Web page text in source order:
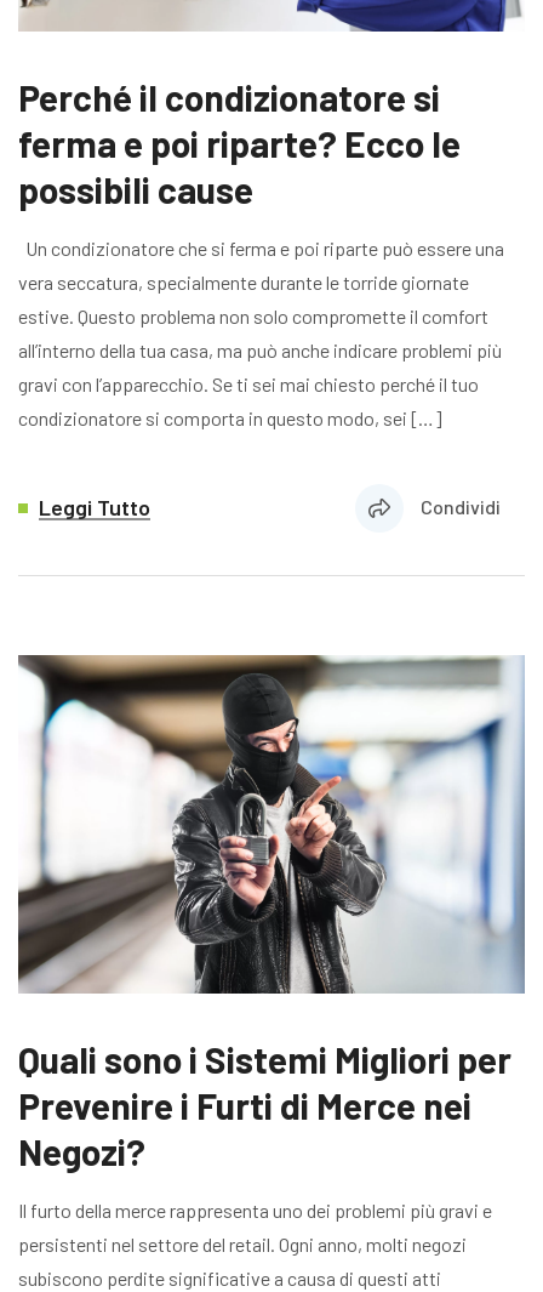
Perché il condizionatore si
ferma e poi riparte? Ecco le
possibili cause
Un condizionatore che si ferma e poi riparte può essere una
vera seccatura, specialmente durante le torride giornate
estive. Questo problema non solo compromette il comfort
all’interno della tua casa, ma può anche indicare problemi più
gravi con l’apparecchio. Se ti sei mai chiesto perché il tuo
condizionatore si comporta in questo modo, sei […]
Leggi Tutto Condividi
Quali sono i Sistemi Migliori per
Prevenire i Furti di Merce nei
Negozi?
Il furto della merce rappresenta uno dei problemi più gravi e
persistenti nel settore del retail. Ogni anno, molti negozi
subiscono perdite significative a causa di questi atti